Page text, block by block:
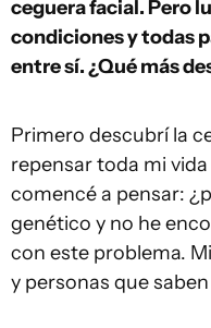
ceguera facial. Pero
condiciones y todas
entre sí. ¿Qué más
Primero descubrí la
repensar toda mi
comencé a pensar:
genético y no he
con este problema.
y personas que